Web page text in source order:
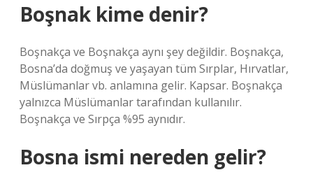
Boşnak kime denir?
Boşnakça ve Boşnakça aynı şey değildir. Boşnakça,
Bosna’da doğmuş ve yaşayan tüm Sırplar, Hırvatlar,
Müslümanlar vb. anlamına gelir. Kapsar. Boşnakça
yalnızca Müslümanlar tarafından kullanılır.
Boşnakça ve Sırpça %95 aynıdır.
Bosna ismi nereden gelir?